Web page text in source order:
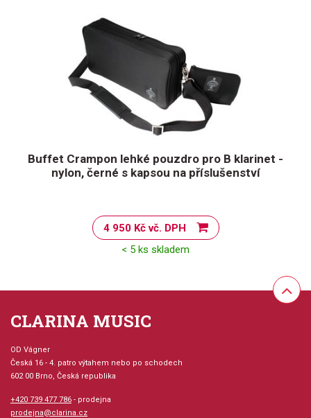
Buffet Crampon lehké pouzdro pro B klarinet -
nylon, černé s kapsou na příslušenství
4 950 Kč vč. DPH
< 5 ks skladem
CLARINA MUSIC
OD Vágner
Česká 16 - 4. patro výtahem nebo po schodech
602 00 Brno, Česká republika
+420 739 477 786 - prodejna
prodejna@clarina.cz